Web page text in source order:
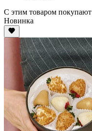
С этим товаром покупают
Новинка